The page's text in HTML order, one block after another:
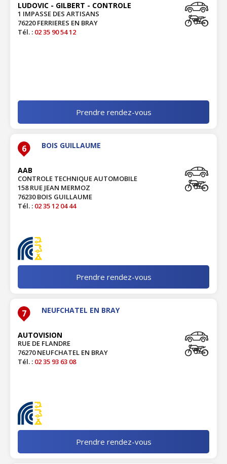
LUDOVIC - GILBERT - CONTROLE
1 IMPASSE DES ARTISANS
76220 FERRIERES EN BRAY
Tél. : 02 35 90 54 12
Prendre rendez-vous
6 BOIS GUILLAUME
AAB
CONTROLE TECHNIQUE AUTOMOBILE
158 RUE JEAN MERMOZ
76230 BOIS GUILLAUME
Tél. : 02 35 12 04 44
Prendre rendez-vous
7 NEUFCHATEL EN BRAY
AUTOVISION
RUE DE FLANDRE
76270 NEUFCHATEL EN BRAY
Tél. : 02 35 93 63 08
Prendre rendez-vous